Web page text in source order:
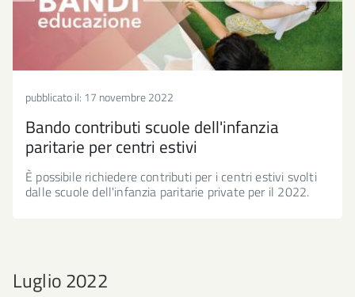
pubblicato il: 17 novembre 2022
Bando contributi scuole dell'infanzia
paritarie per centri estivi
È possibile richiedere contributi per i centri estivi svolti
dalle scuole dell'infanzia paritarie private per il 2022.
Luglio 2022